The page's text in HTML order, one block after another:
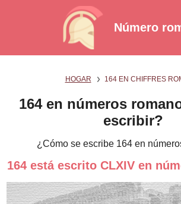
Número
HOGAR 164 EN CHIFFRES
164 en números
escribir?
¿Cómo se escribe 164 en
164 está escrito CLXIV en